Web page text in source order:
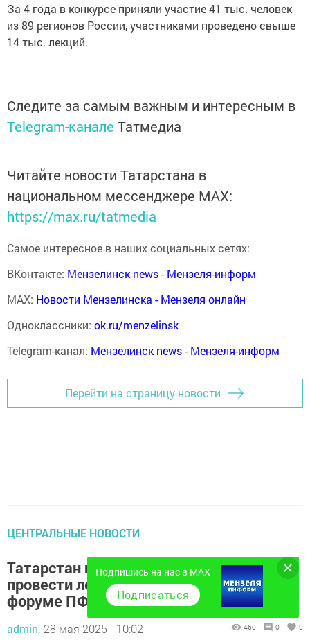
За 4 года в конкурсе приняли участие 41 тыс. человек
из 89 регионов России, участниками проведено свыше
14 тыс. лекций.
Следите за самым важным и интересным в
Telegram-канале Татмедиа
Читайте новости Татарстана в
национальном мессенджере MАХ:
https://max.ru/tatmedia
Самое интересное в наших социальных сетях:
ВКонтакте: Мензелинск news - Мензеля-информ
MAX: Новости Мензелинска - Мензеля онлайн
Одноклассники: ok.ru/menzelinsk
Telegram-канал: Мензелинск news - Мензеля-информ
Перейти на страницу новости
ЦЕНТРАЛЬНЫЕ НОВОСТИ
Татарстан приглашает молодежь
провести лето на главном Молодежном
форуме ПФО
admin, 28 мая 2025 - 10:02 460 0 0
Подпишись на нас в MAX
Подписаться